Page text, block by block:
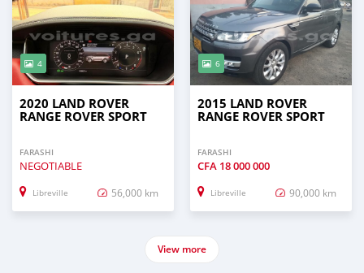
4
2020 LAND ROVER
RANGE ROVER SPORT
FARASHI
NEGOTIABLE
Libreville 56,000 km
6
2015 LAND ROVER
RANGE ROVER SPORT
FARASHI
CFA 18 000 000
Libreville 90,000 km
View more